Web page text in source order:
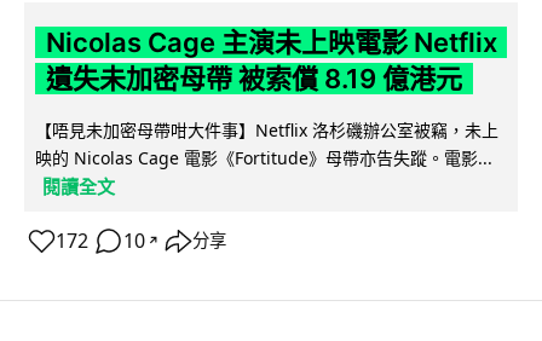
Nicolas Cage 主演未上映電影 Netflix
遺失未加密母帶 被索償 8.19 億港元
【唔見未加密母帶咁大件事】Netflix 洛杉磯辦公室被竊，未上
映的 Nicolas Cage 電影《Fortitude》母帶亦告失蹤。電影...
閱讀全文
172 10 ↗ 分享